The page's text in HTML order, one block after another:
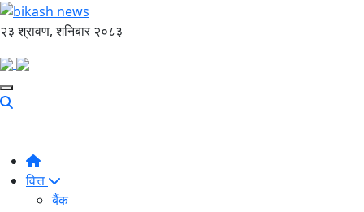
२३ श्रावण, शनिबार २०८३
वित्त
बैंक